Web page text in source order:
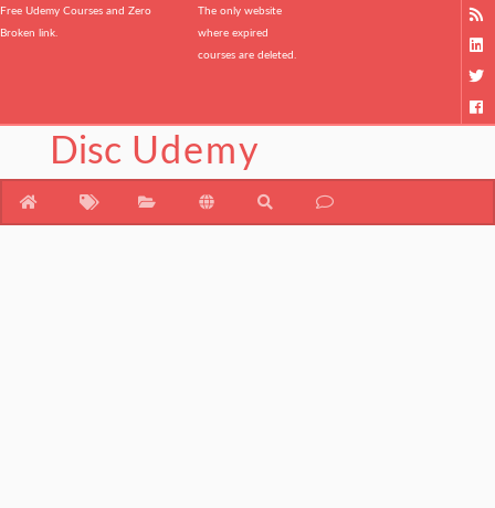
Free Udemy Courses and Zero
Broken link.
The only website
where expired
courses are deleted.
Disc Udemy